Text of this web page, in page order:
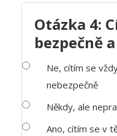
Otázka 4:
bezpečně
Ne, cítím se
nebezpečně
Někdy, ale
Ano, cítím se v